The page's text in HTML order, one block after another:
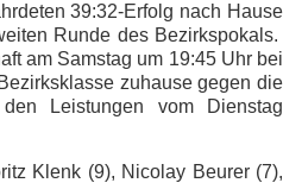
39:32-Erfolg nach Hause
Runde des Bezirkspokals.
am Samstag um 19:45 Uhr bei
zuhause gegen die
Leistungen vom Dienstag
Klenk (9), Nicolay Beurer (7),